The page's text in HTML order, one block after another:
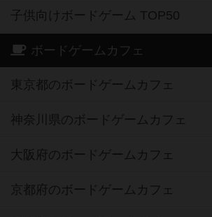
子供向けボードゲーム TOP50
ボードゲームカフェ
東京都のボードゲームカフェ
神奈川県のボードゲームカフェ
大阪府のボードゲームカフェ
京都府のボードゲームカフェ